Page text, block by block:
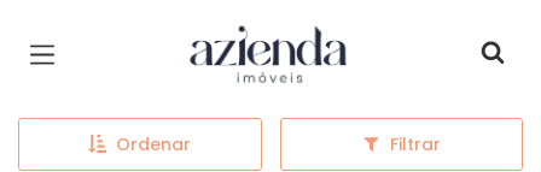
Página inicial
Ordenar Filtrar